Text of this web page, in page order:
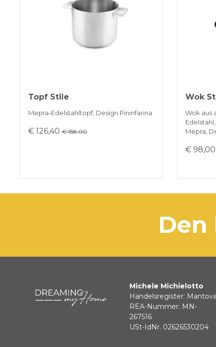
Topf Stile
Mepra-Edelstahltopf, Design Pininfarina
€ 126,40€ 158.00
Wok
Wok aus
Mepra,
€
Michele Michielotto
Handelsregister: Mantova
REA-Nummer: MN-
267516
USt-IdNr. 02626530204